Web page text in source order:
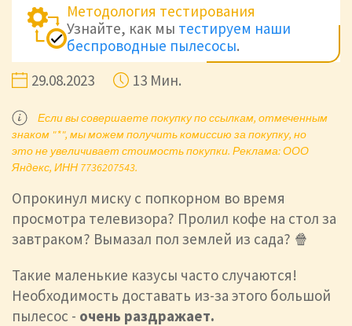
Методология тестирования
Узнайте, как мы тестируем наши
беспроводные пылесосы.
29.08.2023
13 Мин.
Если вы совершаете покупку по ссылкам, отмеченным
знаком "*", мы можем получить комиссию за покупку, но
это не увеличивает стоимость покупки. Реклама: ООО
Яндекс, ИНН 7736207543.
Опрокинул миску с попкорном во время
просмотра телевизора? Пролил кофе на стол за
завтраком? Вымазал пол землей из сада? 🍿
Такие маленькие казусы часто случаются!
Необходимость доставать из-за этого большой
пылесос - очень раздражает.